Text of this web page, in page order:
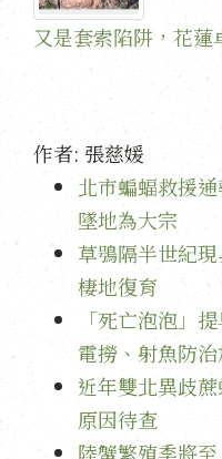
又是套索陷阱，花蓮
作者: 張慈媛
北市蝙蝠救援
墜地為大宗
草鴞隔半世紀
棲地復育
「死亡泡泡」
電撈、射魚防
近年雙北異歧
原因待查
陸蟹繁殖季將